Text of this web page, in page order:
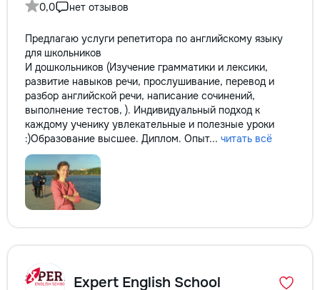
0,0
нет отзывов
Предлагаю услуги репетитора по английскому языку
для школьников
И дошкольников (Изучение грамматики и лексики,
развитие навыков речи, прослушивание, перевод и
разбор английской речи, написание сочинений,
выполнение тестов, ). Индивидуальный подход к
каждому ученику увлекательные и полезные уроки
:)Образование высшее. Диплом. Опыт... читать всё
Expert English School